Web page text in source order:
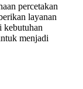
percetakan
layanan
kebutuhan
menjadi